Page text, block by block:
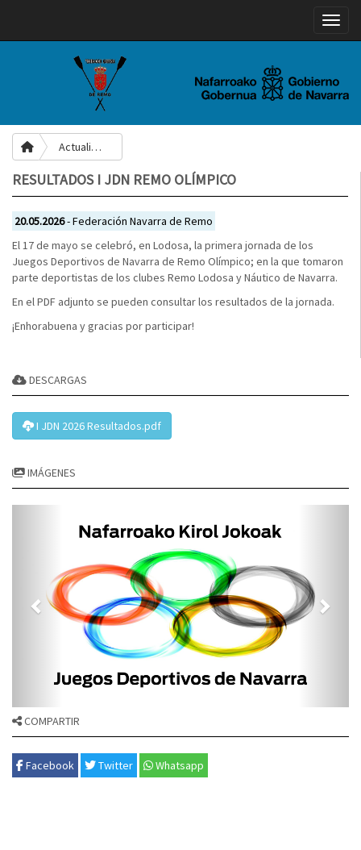
Actualidad
RESULTADOS I JDN REMO OLÍMPICO
20.05.2026- Federación Navarra de Remo
El 17 de mayo se celebró, en Lodosa, la primera jornada de los
Juegos Deportivos de Navarra de Remo Olímpico; en la que tomaron
parte deportistas de los clubes Remo Lodosa y Náutico de Navarra.
En el PDF adjunto se pueden consultar los resultados de la jornada.
¡Enhorabuena y gracias por participar!
DESCARGAS
I JDN 2026 Resultados.pdf
IMÁGENES
COMPARTIR
Facebook Twitter Whatsapp